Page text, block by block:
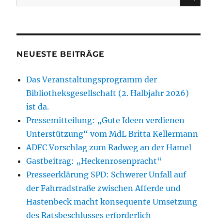
nach:
NEUESTE BEITRÄGE
Das Veranstaltungsprogramm der
Bibliotheksgesellschaft (2. Halbjahr 2026)
ist da.
Pressemitteilung: „Gute Ideen verdienen
Unterstützung“ vom MdL Britta Kellermann
ADFC Vorschlag zum Radweg an der Hamel
Gastbeitrag: „Heckenrosenpracht“
Presseerklärung SPD: Schwerer Unfall auf
der Fahrradstraße zwischen Afferde und
Hastenbeck macht konsequente Umsetzung
des Ratsbeschlusses erforderlich